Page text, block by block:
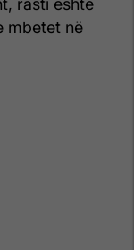
mbetet në